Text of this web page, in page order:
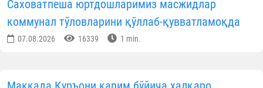
Саховатпеша юртдошларимиз масжидлар
коммунал тўловларини қўллаб-қувватламоқда
07.08.2026 16339 1 min.